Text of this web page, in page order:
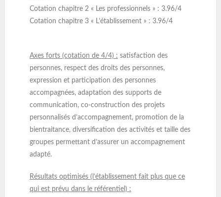
Cotation chapitre 2 « Les professionnels » : 3.96/4
Cotation chapitre 3 « L’établissement » : 3.96/4
Axes forts (cotation de 4/4) : satisfaction des
personnes, respect des droits des personnes,
expression et participation des personnes
accompagnées, adaptation des supports de
communication, co-construction des projets
personnalisés d’accompagnement, promotion de la
bientraitance, diversification des activités et taille des
groupes permettant d’assurer un accompagnement
adapté.
Résultats optimisés (l’établissement fait plus que ce
qui est prévu dans le référentiel) :